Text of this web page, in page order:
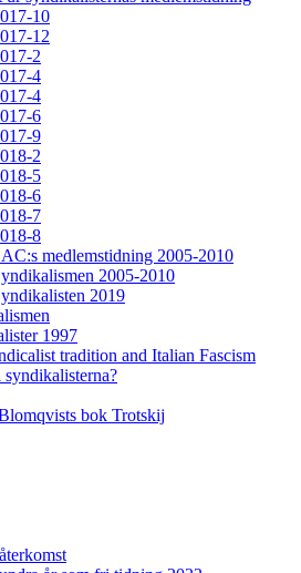
10
12
2
4
4
6
9
2
5
6
7
8
medlemstidning 2005-2010
2005-2010
2019
1997
tradition and Italian Fascism
bok Trotskij